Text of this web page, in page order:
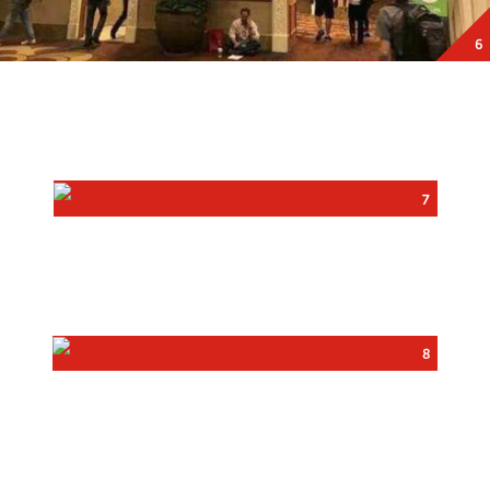
6
7
8